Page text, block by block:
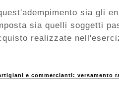
sia gli
sia quelli soggetti
realizzate
e commercianti: versamento